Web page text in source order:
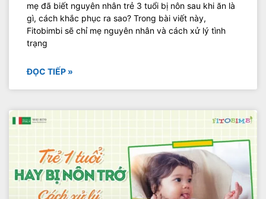
mẹ đã biết nguyên nhân trẻ 3 tuổi bị nôn sau khi ăn là
gì, cách khắc phục ra sao? Trong bài viết này,
Fitobimbi sẽ chỉ mẹ nguyên nhân và cách xử lý tình
trạng
ĐỌC TIẾP »